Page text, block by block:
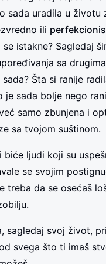
sada uradila u životu
ili
istakne? Sagledaj
sa
Šta si ranije
je sada bolje nego
samo zbunjena i
sa tvojom suštinom.
biće ljudi koji su
se svojim
treba da se osećaš
sagledaj svoj život,
svega što ti imaš